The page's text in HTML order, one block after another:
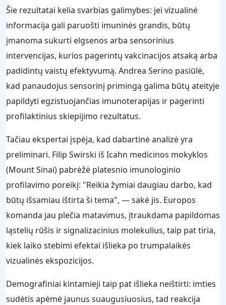
Šie rezultatai kelia svarbias galimybes: jei vizualinė
informacija gali paruošti imuninės grandis, būtų
įmanoma sukurti elgsenos arba sensorinius
intervencijas, kurios pagerintų vakcinacijos atsaką arba
padidintų vaistų efektyvumą. Andrea Serino pasiūlė,
kad panaudojus sensorinį primingą galima būtų ateityje
papildyti egzistuojančias imunoterapijas ir pagerinti
profilaktinius skiepijimo rezultatus.
Tačiau ekspertai įspėja, kad dabartinė analizė yra
preliminari. Filip Swirski iš Icahn medicinos mokyklos
(Mount Sinai) pabrėžė platesnio imunologinio
profilavimo poreikį: "Reikia žymiai daugiau darbo, kad
būtų išsamiau ištirta ši tema", — sakė jis. Europos
komanda jau plečia matavimus, įtraukdama papildomas
ląstelių rūšis ir signalizacinius molekulius, taip pat tiria,
kiek laiko stebimi efektai išlieka po trumpalaikės
vizualinės ekspozicijos.
Demografiniai kintamieji taip pat išlieka neištirti: imties
sudėtis apėmė jaunus suaugusiuosius, tad reakcija